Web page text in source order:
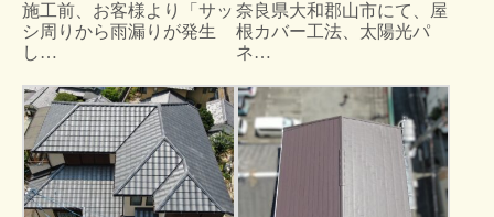
施工前、お客様より「サッ
シ周りから雨漏りが発生
し…
奈良県大和郡山市にて、屋
根カバー工法、太陽光パ
ネ…